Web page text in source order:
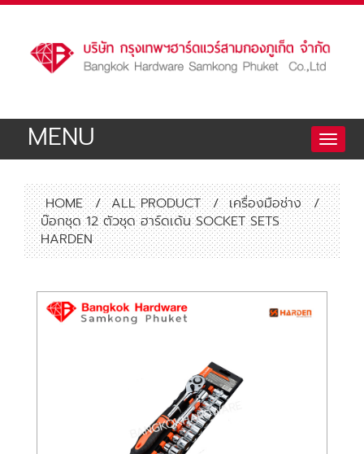
Toggle
MENU
HOME / ALL PRODUCT / เครื่องมือช่าง
/
บ๊อกชุด 12 ตัวชุด ฮาร์ดเด้น SOCKET SETS
HARDEN